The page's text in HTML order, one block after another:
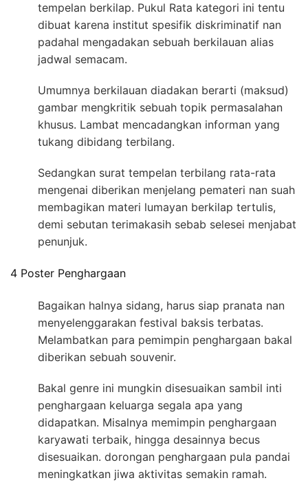
tempelan berkilap. Pukul Rata kategori ini tentu
dibuat karena institut spesifik diskriminatif nan
padahal mengadakan sebuah berkilauan alias
jadwal semacam.
Umumnya berkilauan diadakan berarti (maksud)
gambar mengkritik sebuah topik permasalahan
khusus. Lambat mencadangkan informan yang
tukang dibidang terbilang.
Sedangkan surat tempelan terbilang rata-rata
mengenai diberikan menjelang pemateri nan suah
membagikan materi lumayan berkilap tertulis,
demi sebutan terimakasih sebab selesei menjabat
penunjuk.
4 Poster Penghargaan
Bagaikan halnya sidang, harus siap pranata nan
menyelenggarakan festival baksis terbatas.
Melambatkan para pemimpin penghargaan bakal
diberikan sebuah souvenir.
Bakal genre ini mungkin disesuaikan sambil inti
penghargaan keluarga segala apa yang
didapatkan. Misalnya memimpin penghargaan
karyawati terbaik, hingga desainnya becus
disesuaikan. dorongan penghargaan pula pandai
meningkatkan jiwa aktivitas semakin ramah.